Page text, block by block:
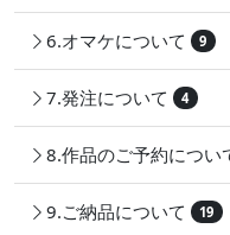
6.オマケについて 9
7.発注について 4
8.作品のご予約につい
9.ご納品について 19